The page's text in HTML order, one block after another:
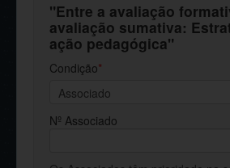
"Entre a avaliação
avaliação sumativa:
ação pedagógica"
Condição*
Nº Associado